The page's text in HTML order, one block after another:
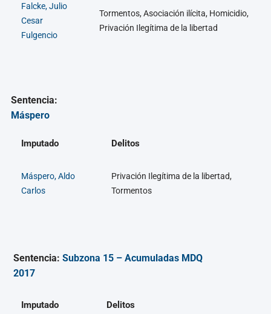
Falcke, Julio
Cesar
Fulgencio
Tormentos, Asociación ilícita, Homicidio,
Privación Ilegítima de la libertad
Sentencia:
Máspero
Imputado Delitos
Máspero, Aldo
Carlos
Privación Ilegítima de la libertad,
Tormentos
Sentencia:Subzona 15 – Acumuladas MDQ
2017
Imputado Delitos